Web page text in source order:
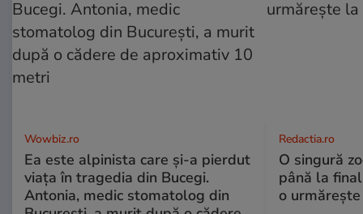
Wowbiz.ro
Ea este alpinista care și-a pierdut
viața în tragedia din Bucegi.
Antonia, medic stomatolog din
Redactia.ro
O singură
până la
o